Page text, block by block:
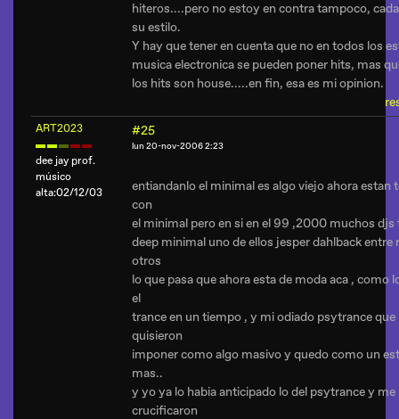
hiteros....pero no estoy en contra tampoco,
su estilo.
Y hay que tener en cuenta que no en todos los
musica electronica se pueden poner hits, mas
los hits son house.....en fin, esa es mi opinion.
ART2023
dee jay prof.
músico
alta:02/12/03
#25
lun 20-nov-2006 2:23
entiandanlo el minimal es algo viejo ahora estan
con
el minimal pero en si en el 99 ,2000 muchos djs
deep minimal uno de ellos jesper dahlback entre
otros
lo que pasa que ahora esta de moda aca , como
el
trance en un tiempo , y mi odiado psytrance que
quisieron
imponer como algo masivo y quedo como un
mas..
y yo ya lo habia anticipado lo del psytrance y me
crucificaron